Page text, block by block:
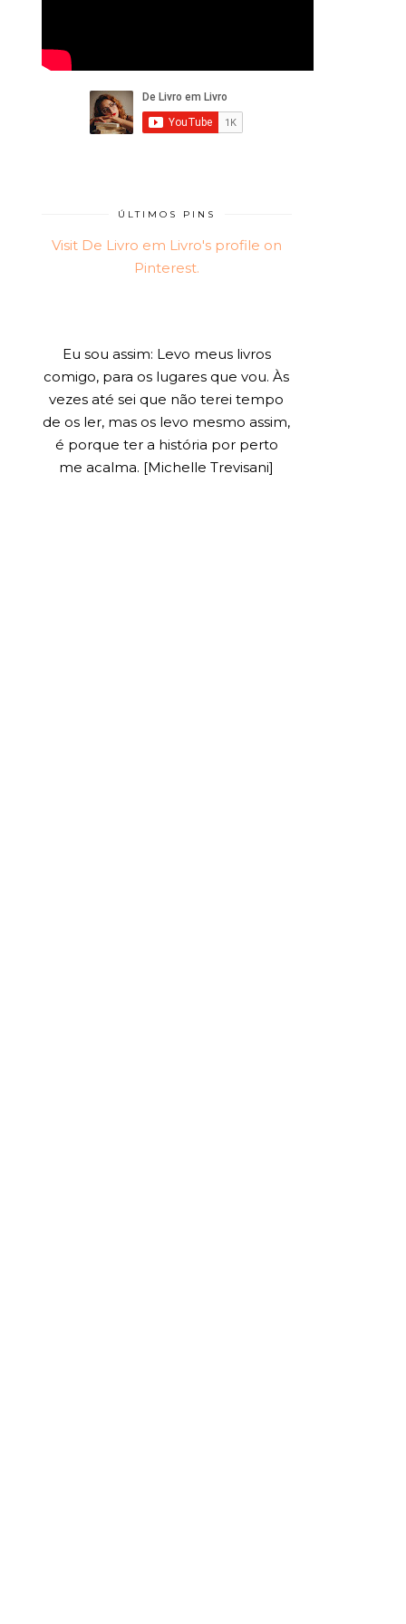
ÚLTIMOS PINS
Visit De Livro em Livro's profile on
Pinterest.
Eu sou assim: Levo meus livros
comigo, para os lugares que vou. Às
vezes até sei que não terei tempo
de os ler, mas os levo mesmo assim,
é porque ter a história por perto
me acalma. [Michelle Trevisani]